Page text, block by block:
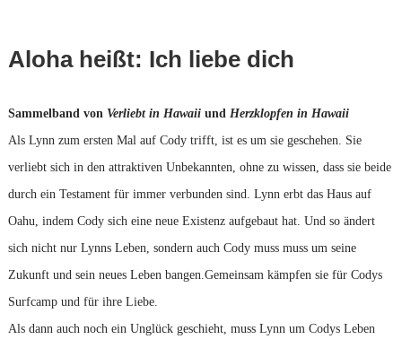
Aloha heißt: Ich liebe dich
Sammelband von Verliebt in Hawaiiund Herzklopfen in Hawaii
Als Lynn zum ersten Mal auf Cody trifft, ist es um sie geschehen. Sie
verliebt sich in den attraktiven Unbekannten, ohne zu wissen, dass sie beide
durch ein Testament für immer verbunden sind. Lynn erbt das Haus auf
Oahu, indem Cody sich eine neue Existenz aufgebaut hat. Und so ändert
sich nicht nur Lynns Leben, sondern auch Cody muss muss um seine
Zukunft und sein neues Leben bangen.Gemeinsam kämpfen sie für Codys
Surfcamp und für ihre Liebe.
Als dann auch noch ein Unglück geschieht, muss Lynn um Codys Leben